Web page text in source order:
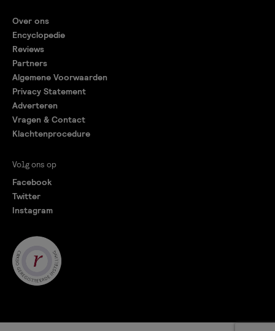
Over ons
Encyclopedie
Reviews
Partners
Algemene Voorwaarden
Privacy Statement
Adverteren
Vragen & Contact
Klachtenprocedure
Volg ons op
Facebook
Twitter
Instagram